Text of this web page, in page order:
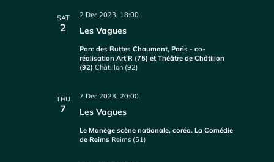
SAT
2 Les Vagues
2 Dec 2023, 18:00
Parc des Buttes Chaumont, Paris - co-
réalisation Art’R (75) et Théâtre de Châtillon
(92)Châtillon (92)
THU
7 Les Vagues
7 Dec 2023, 20:00
Le Manège scène nationale, coréa. La Comédie
de Reims Reims (51)